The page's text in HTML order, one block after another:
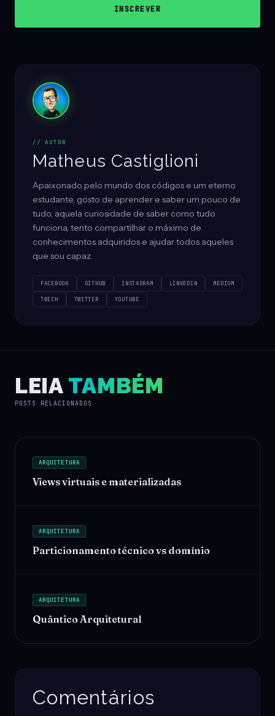
// AUTOR
Matheus Castiglioni
Apaixonado pelo mundo dos códigos e um eterno
estudante, gosto de aprender e saber um pouco de
tudo, aquela curiosidade de saber como tudo
funciona, tento compartilhar o máximo de
conhecimentos adquiridos e ajudar todos aqueles
que sou capaz.
FACEBOOK GITHUB INSTAGRAM LINKEDIN MEDIUM
TWICH TWITTER YOUTUBE
LEIA TAMBÉM
POSTS RELACIONADOS
ARQUITETURA
Views virtuais e materializadas
ARQUITETURA
Particionamento técnico vs domínio
ARQUITETURA
Quântico Arquitetural
Comentários